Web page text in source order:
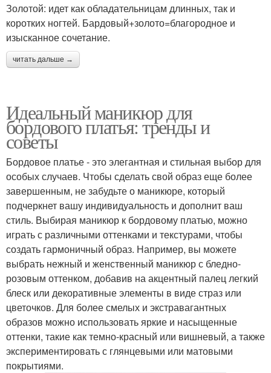
Золотой: идет как обладательницам длинных, так и
коротких ногтей. Бардовый+золото=благородное и
изысканное сочетание.
читать дальше →
Идеальный маникюр для
бордового платья: тренды и
советы
Бордовое платье - это элегантная и стильная выбор для
особых случаев. Чтобы сделать свой образ еще более
завершенным, не забудьте о маникюре, который
подчеркнет вашу индивидуальность и дополнит ваш
стиль. Выбирая маникюр к бордовому платью, можно
играть с различными оттенками и текстурами, чтобы
создать гармоничный образ. Например, вы можете
выбрать нежный и женственный маникюр с бледно-
розовым оттенком, добавив на акцентный палец легкий
блеск или декоративные элементы в виде страз или
цветочков. Для более смелых и экстравагантных
образов можно использовать яркие и насыщенные
оттенки, такие как темно-красный или вишневый, а также
экспериментировать с глянцевыми или матовыми
покрытиями.